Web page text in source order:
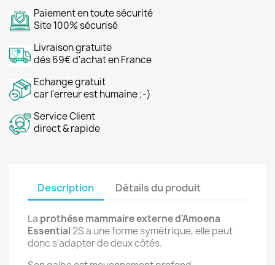
Paiement en toute sécurité
Site 100% sécurisé
Livraison gratuite
dès 69€ d'achat en France
Echange gratuit
car l'erreur est humaine ;-)
Service Client
direct & rapide
Description Détails du produit
La prothèse mammaire externed'Amoena
Essential2S a une forme symétrique, elle peut
donc s'adapter de deux côtés.